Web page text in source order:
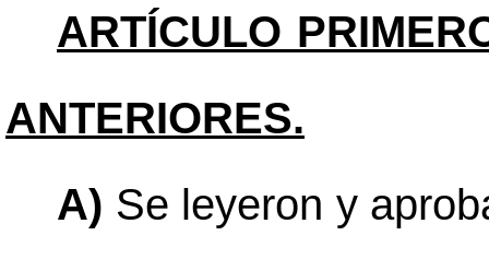
ARTÍCULO
ANTERIORES.
A) Se leyeron y